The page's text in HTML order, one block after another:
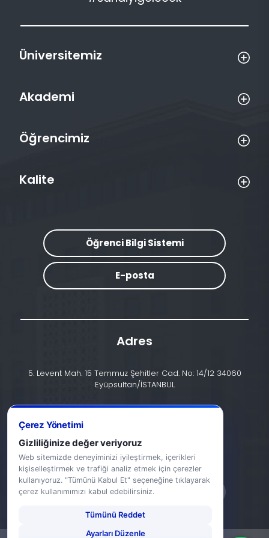
Üniversitemiz
Akademi
Öğrencimiz
Kalite
Öğrenci Bilgi Sistemi
E-posta
Adres
5. Levent Mah. 15 Temmuz Şehitler Cad. No: 14/12 34060
Eyüpsultan/İSTANBUL
info@halic.edu.tr
Çerez Yönetimi
Gizliliğinize değer veriyoruz
Web sitemizde deneyiminizi iyileştirmek, içerikleri
kişiselleştirmek ve trafiği analiz etmek için çerezler
kullanıyoruz. "Tümünü Kabul Et" seçeneğine tıklayarak
çerez kullanımımızı kabul edebilirsiniz.
Tümünü Reddet
Ayarları Düzenle